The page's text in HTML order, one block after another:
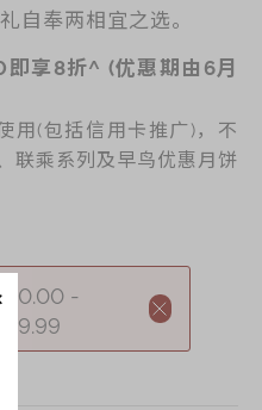
礼盒
奇华茶室
联络奇华
自奉两相宜之选。
享8折^ (优惠期由6月
用(包括信用卡推广)，不
联乘系列及早鸟优惠月饼
-